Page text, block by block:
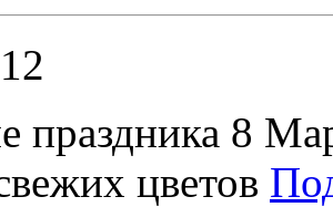
праздника 8
цветов